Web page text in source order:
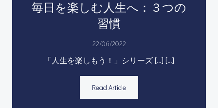
毎日を楽しむ人生へ：３つの
習慣
22/06/2022
「人生を楽しもう！」シリーズ […] […]
Read Article